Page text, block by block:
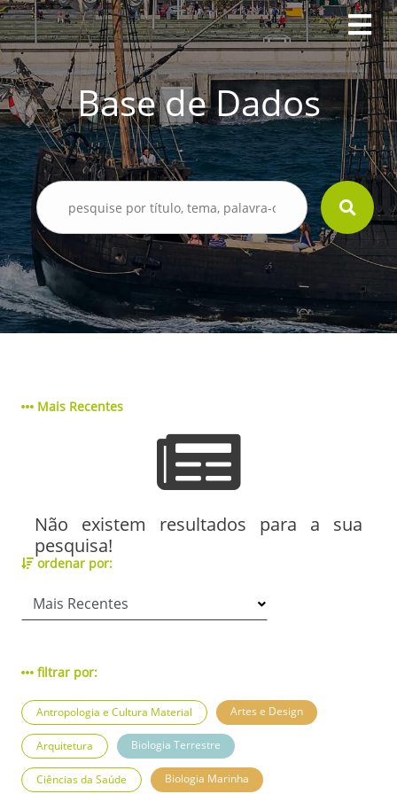
Base de Dados
Mais Recentes
Não existem resultados para a sua
pesquisa!
ordenar por:
filtrar por:
Antropologia e Cultura Material Artes e Design
Arquitetura Biologia Terrestre
Ciências da Saúde Biologia Marinha